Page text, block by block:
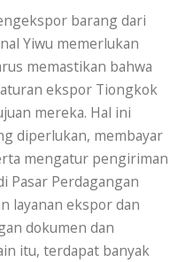
barang dari
Yiwu memerlukan
memastikan bahwa
ekspor Tiongkok
mereka. Hal ini
diperlukan, membayar
mengatur pengiriman
Pasar Perdagangan
layanan ekspor dan
dokumen dan
itu, terdapat banyak